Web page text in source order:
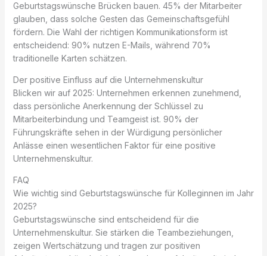
Geburtstagswünsche Brücken bauen. 45% der Mitarbeiter
glauben, dass solche Gesten das Gemeinschaftsgefühl
fördern. Die Wahl der richtigen Kommunikationsform ist
entscheidend: 90% nutzen E-Mails, während 70%
traditionelle Karten schätzen.
Der positive Einfluss auf die Unternehmenskultur
Blicken wir auf 2025: Unternehmen erkennen zunehmend,
dass persönliche Anerkennung der Schlüssel zu
Mitarbeiterbindung und Teamgeist ist. 90% der
Führungskräfte sehen in der Würdigung persönlicher
Anlässe einen wesentlichen Faktor für eine positive
Unternehmenskultur.
FAQ
Wie wichtig sind Geburtstagswünsche für Kolleginnen im Jahr
2025?
Geburtstagswünsche sind entscheidend für die
Unternehmenskultur. Sie stärken die Teambeziehungen,
zeigen Wertschätzung und tragen zur positiven